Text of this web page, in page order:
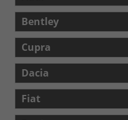
Bentley
Cupra
Dacia
Fiat